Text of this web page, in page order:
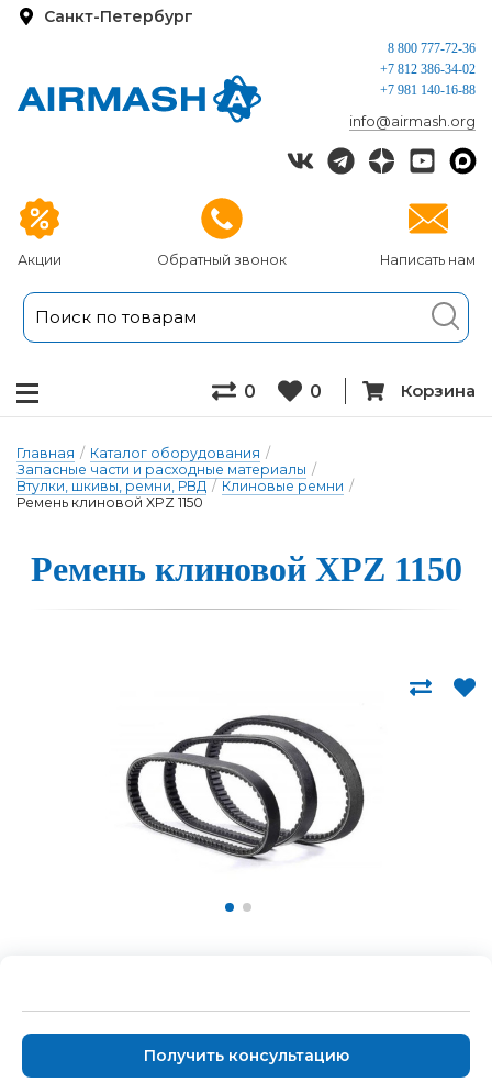
Санкт-Петербург
Акции Обратный звонок Написать нам
8 800 777-72-36
+7 812 386-34-02
+7 981 140-16-88
info@airmash.org
0 0 Корзина
Главная / Каталог оборудования /
Запасные части и расходные материалы /
Втулки, шкивы, ремни, РВД / Клиновые ремни /
Ремень клиновой XPZ 1150
Ремень клино­вой XPZ 1150
Получить консультацию